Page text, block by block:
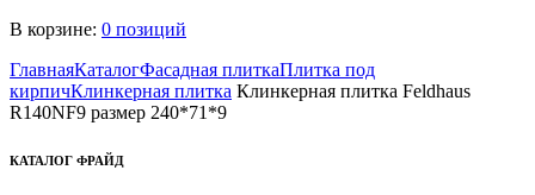
В корзине: 0 позиций
ГлавнаяКаталогФасадная плиткаПлитка под
кирпичКлинкерная плитка Клинкерная плитка Feldhaus
R140NF9 размер 240*71*9
КАТАЛОГ ФРАЙД